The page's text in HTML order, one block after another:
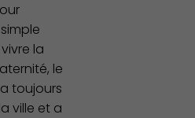
la
le
toujours
ville et a